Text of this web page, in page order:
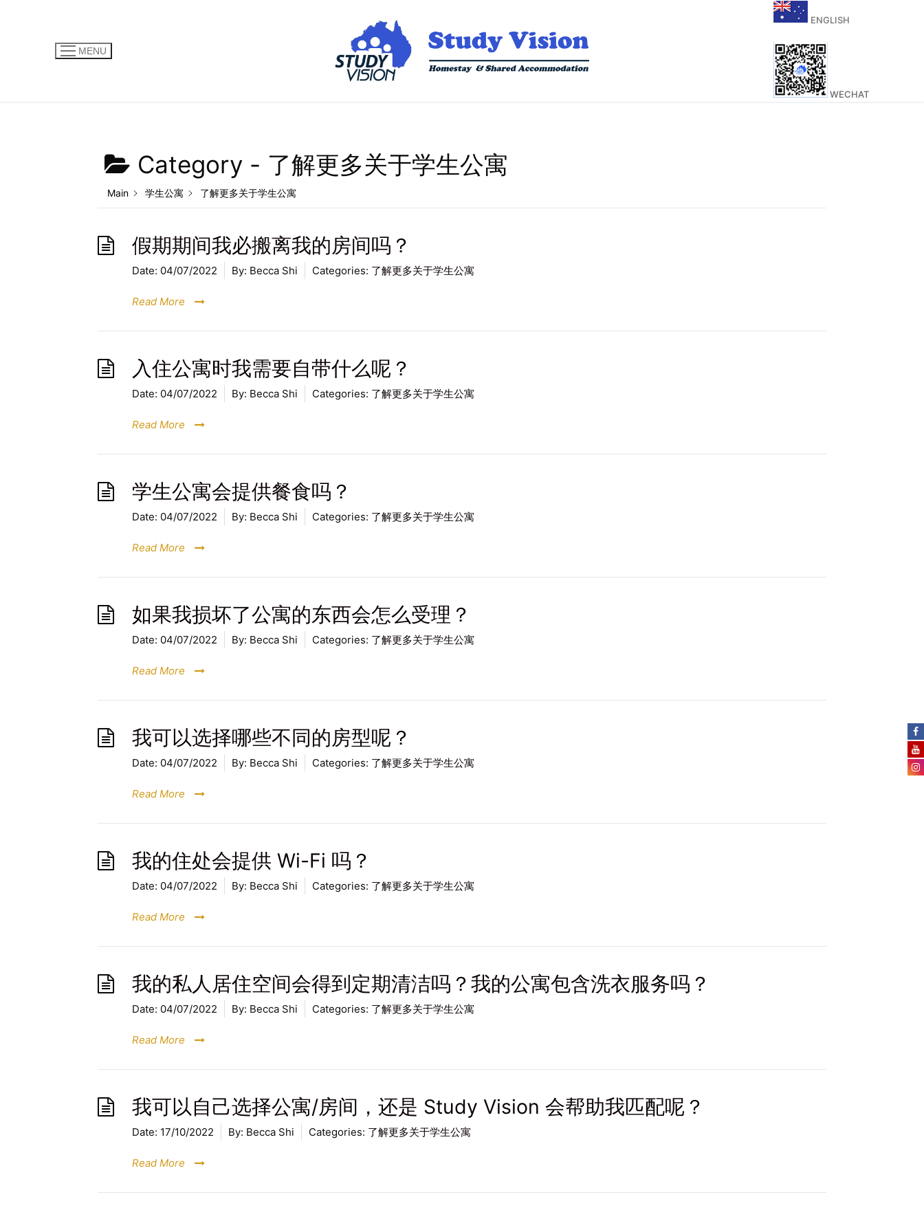
MENU
ENGLISH
WECHAT
Category - 了解更多关于学生公寓
Main 学生公寓 了解更多关于学生公寓
假期期间我必搬离我的房间吗？
Date: 04/07/2022 By: Becca Shi Categories: 了解更多关于学生公寓
Read More
入住公寓时我需要自带什么呢？
Date: 04/07/2022 By: Becca Shi Categories: 了解更多关于学生公寓
Read More
学生公寓会提供餐食吗？
Date: 04/07/2022 By: Becca Shi Categories: 了解更多关于学生公寓
Read More
如果我损坏了公寓的东西会怎么受理？
Date: 04/07/2022 By: Becca Shi Categories: 了解更多关于学生公寓
Read More
我可以选择哪些不同的房型呢？
Date: 04/07/2022 By: Becca Shi Categories: 了解更多关于学生公寓
Read More
我的住处会提供 Wi-Fi 吗？
Date: 04/07/2022 By: Becca Shi Categories: 了解更多关于学生公寓
Read More
我的私人居住空间会得到定期清洁吗？我的公寓包含洗衣服务吗？
Date: 04/07/2022 By: Becca Shi Categories: 了解更多关于学生公寓
Read More
我可以自己选择公寓/房间，还是 Study Vision 会帮助我匹配呢？
Date: 17/10/2022 By: Becca Shi Categories: 了解更多关于学生公寓
Read More